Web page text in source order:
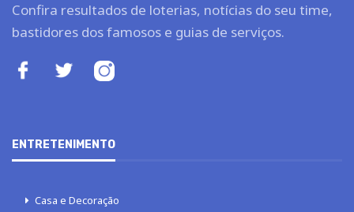
Confira resultados de loterias, notícias do seu time,
bastidores dos famosos e guias de serviços.
ENTRETENIMENTO
Casa e Decoração